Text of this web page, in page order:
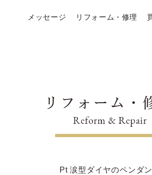
メッセージ リフォーム・修理
Pt 涙型ダイヤのペンダン